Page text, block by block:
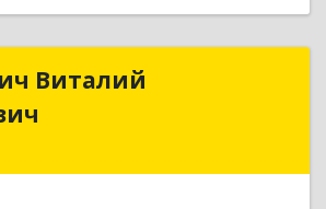
Виталий
ИП Велютич Виталий